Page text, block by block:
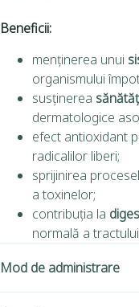
Beneficii:
menținerea unui
organismului
susținerea
dermatologice
efect antioxidant
radicalilor liberi;
sprijinirea
a toxinelor;
contribuția la
normală a
Mod de administrare